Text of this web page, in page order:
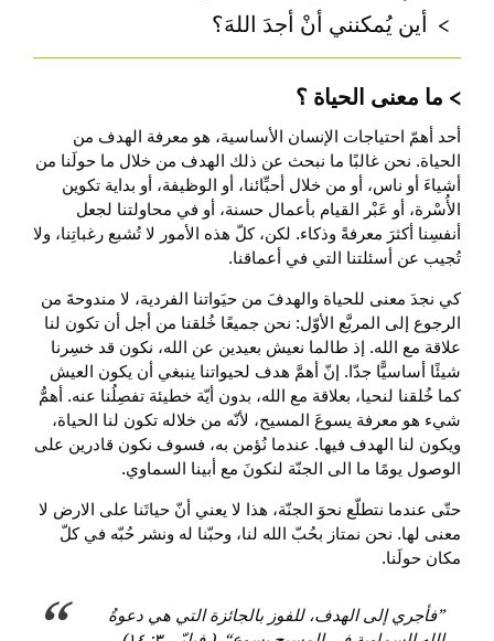
أين يُمكنني أنْ أجدَ اللهَ؟
ما معنى الحياة ؟
أحد أهمّ احتياجات الإنسان الأساسية، هو معرفة الهدف من
الحياة. نحن غالبًا ما نبحث عن ذلك الهدف من خلال ما حولَنا من
أشياءَ أو ناس، أو من خلال أحبِّائنا، أو الوظيفة، أو بداية تكوين
الأُسْرة، أو عَبْر القيام بأعمال حسنة، أو في محاولتنا لجعل
أنفسِنا أكثرَ معرفةً وذكاء. لكن، كلّ هذه الأمور لا تُشبع رغباتِنا، ولا
تُجيب عن أسئلتنا التي في أعماقنا.
كي نجدَ معنى للحياة والهدفَ من حيَواتنا الفردية، لا مندوحةَ من
الرجوع إلى المربَّع الأوّل: نحن جميعًا خُلقنا من أجل أن تكون لنا
علاقة مع الله. إذ طالما نعيش بعيدين عن الله، نكون قد خسِرنا
شيئًا أساسيًّا جدّا. إنّ أهمَّ هدف لحيواتنا ينبغي أن يكون العيش
كما خُلقنا لنحيا، بعلاقة مع الله، بدون أيّة خطيئة تفصِلُنا عنه. أهمُّ
شيء هو معرفة يسوعَ المسيح، لأنّه من خلاله تكون لنا الحياة،
ويكون لنا الهدف فيها. عندما نُؤمن به، فسوف نكون قادرين على
الوصول يومًا ما الى الجنّة لنكونَ مع أبينا السماوي.
حتّى عندما نتطلّع نحوَ الجنّة، هذا لا يعني أنّ حياتَنا على الارض لا
معنى لها. نحن نمتاز بحُبّ الله لنا، وحبّنا له ونشر حُبّه في كلّ
مكان حولَنا.
”فأجري إلى الهدف، للفوز بالجائزة التي هي دعوةُ